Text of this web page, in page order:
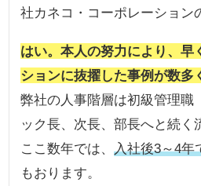
社カネコ・コーポレーション
はい。本人の努力により、早
ションに抜擢した事例が数多
弊社の人事階層は初級管理職
ック長、次長、部長へと続く
ここ数年では、入社後3～4年
もおります。